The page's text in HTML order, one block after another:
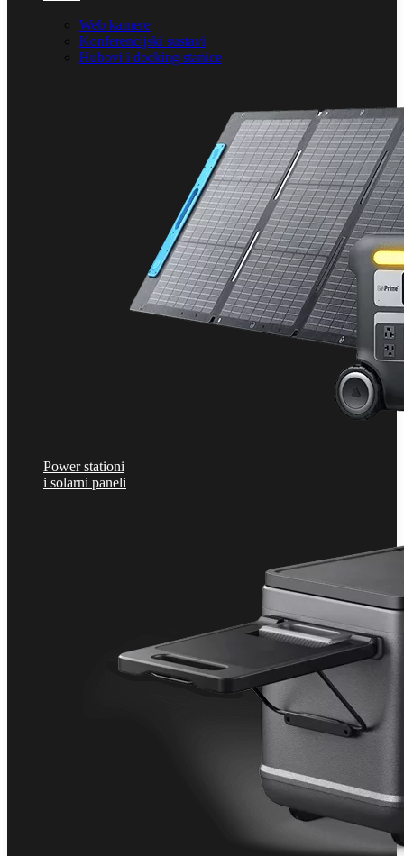
Web kamere
Konferencijski sustavi
Hubovi i docking stanice
Power stationi
i solarni paneli